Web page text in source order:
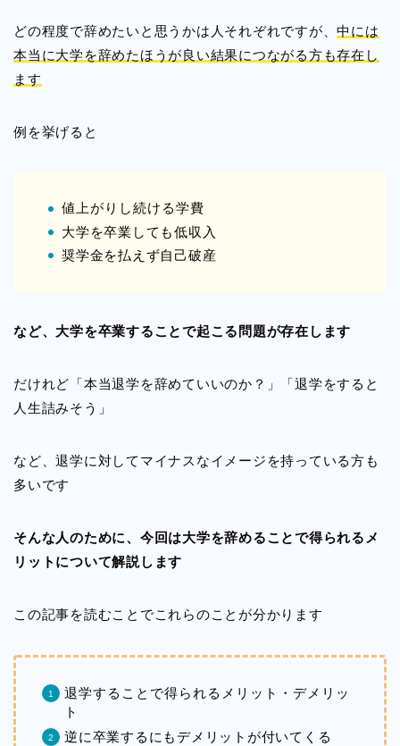
どの程度で辞めたいと思うかは人それぞれですが、中には
本当に大学を辞めたほうが良い結果につながる方も存在し
ます
例を挙げると
値上がりし続ける学費
大学を卒業しても低収入
奨学金を払えず自己破産
など、大学を卒業することで起こる問題が存在します
だけれど「本当退学を辞めていいのか？」「退学をすると
人生詰みそう」
など、退学に対してマイナスなイメージを持っている方も
多いです
そんな人のために、今回は大学を辞めることで得られるメ
リットについて解説します
この記事を読むことでこれらのことが分かります
退学することで得られるメリット・デメリッ
ト
逆に卒業するにもデメリットが付いてくる